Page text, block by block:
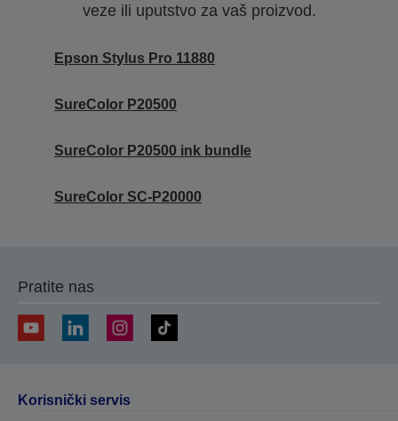
veze ili uputstvo za vaš proizvod.
Epson Stylus Pro 11880
SureColor P20500
SureColor P20500 ink bundle
SureColor SC-P20000
Pratite nas
Korisnički servis